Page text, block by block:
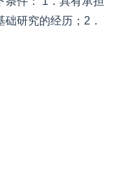
研究的经历；2．